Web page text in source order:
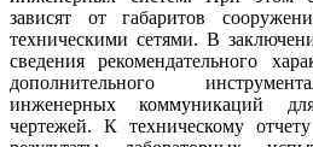
зависят от габаритов
техническими сетями. В
сведения рекомендательного
дополнительного
инженерных коммуникаций
чертежей. К техническому